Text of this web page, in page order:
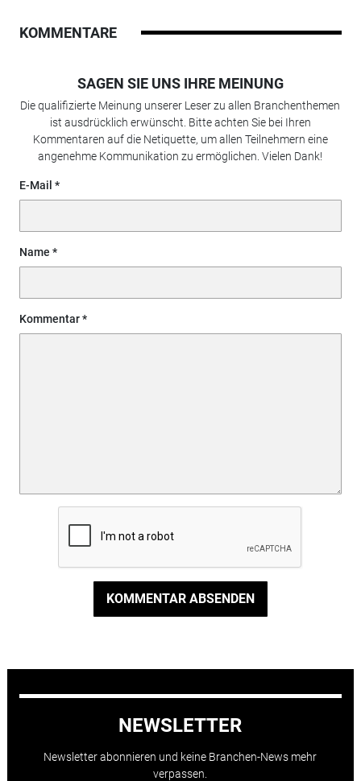
KOMMENTARE
SAGEN SIE UNS IHRE MEINUNG
Die qualifizierte Meinung unserer Leser zu allen Branchenthemen
ist ausdrücklich erwünscht. Bitte achten Sie bei Ihren
Kommentaren auf die Netiquette, um allen Teilnehmern eine
angenehme Kommunikation zu ermöglichen. Vielen Dank!
E-Mail
Name
Kommentar
KOMMENTAR ABSENDEN
NEWSLETTER
Newsletter abonnieren und keine Branchen-News mehr
verpassen.